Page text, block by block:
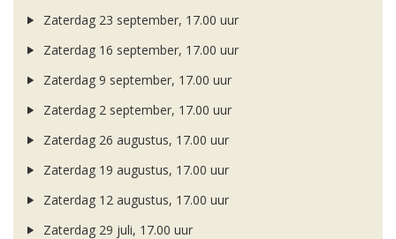
Zaterdag 23 september, 17.00 uur
Zaterdag 16 september, 17.00 uur
Zaterdag 9 september, 17.00 uur
Zaterdag 2 september, 17.00 uur
Zaterdag 26 augustus, 17.00 uur
Zaterdag 19 augustus, 17.00 uur
Zaterdag 12 augustus, 17.00 uur
Zaterdag 29 juli, 17.00 uur